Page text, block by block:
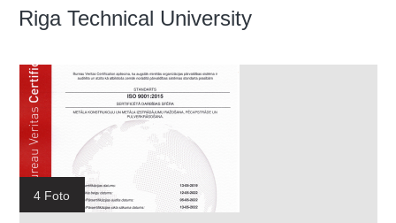
Riga Technical University
4 Foto